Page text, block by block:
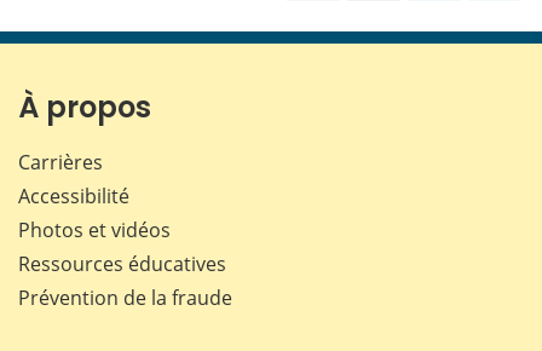
page page page page
À propos
Carrières
Accessibilité
Photos et vidéos
Ressources éducatives
Prévention de la fraude